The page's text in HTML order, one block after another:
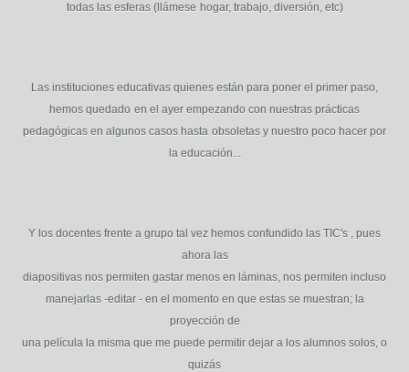
todas las esferas (llámese hogar, trabajo, diversión, etc)
Las instituciones educativas quienes están para poner el primer paso,
hemos quedado en el ayer empezando con nuestras prácticas
pedagógicas en algunos casos hasta obsoletas y nuestro poco hacer por
la educación...
Y los docentes frente a grupo tal vez hemos confundido las TIC's , pues
ahora las
diapositivas nos permiten gastar menos en láminas, nos permiten incluso
manejarlas -editar - en el momento en que estas se muestran; la
proyección de
una película la misma que me puede permitir dejar a los alumnos solos, o
quizás